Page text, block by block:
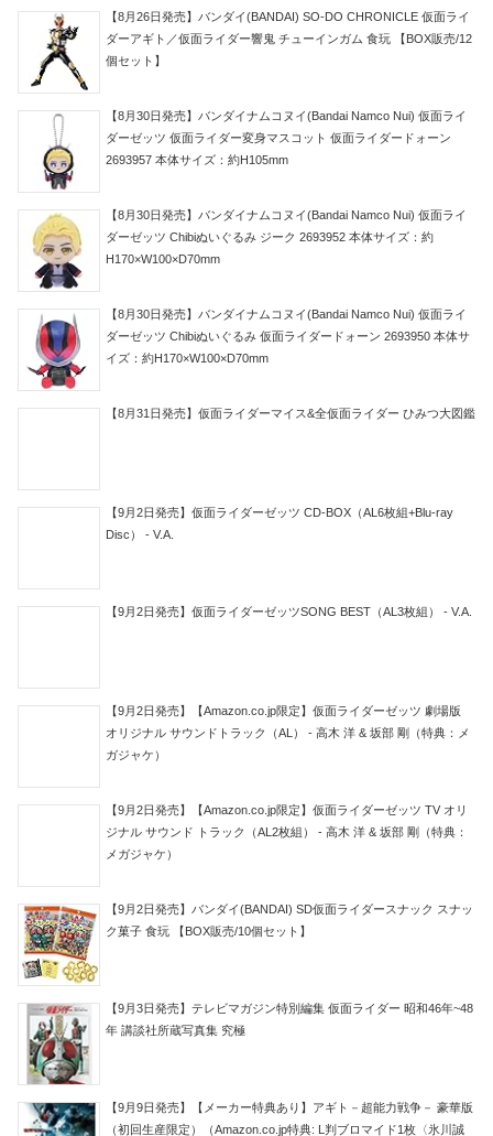
【8月26日発売】バンダイ(BANDAI) SO-DO CHRONICLE 仮面ライ
ダーアギト／仮面ライダー響鬼 チューインガム 食玩 【BOX販売/12
個セット】
【8月30日発売】バンダイナムコヌイ(Bandai Namco Nui) 仮面ライ
ダーゼッツ 仮面ライダー変身マスコット 仮面ライダードォーン
2693957 本体サイズ：約H105mm
【8月30日発売】バンダイナムコヌイ(Bandai Namco Nui) 仮面ライ
ダーゼッツ Chibiぬいぐるみ ジーク 2693952 本体サイズ：約
H170×W100×D70mm
【8月30日発売】バンダイナムコヌイ(Bandai Namco Nui) 仮面ライ
ダーゼッツ Chibiぬいぐるみ 仮面ライダードォーン 2693950 本体サ
イズ：約H170×W100×D70mm
【8月31日発売】仮面ライダーマイス&全仮面ライダー ひみつ大図鑑
【9月2日発売】仮面ライダーゼッツ CD-BOX（AL6枚組+Blu-ray
Disc） - V.A.
【9月2日発売】仮面ライダーゼッツSONG BEST（AL3枚組） - V.A.
【9月2日発売】【Amazon.co.jp限定】仮面ライダーゼッツ 劇場版
オリジナル サウンドトラック（AL） - 高木 洋 & 坂部 剛（特典：メ
ガジャケ）
【9月2日発売】【Amazon.co.jp限定】仮面ライダーゼッツ TV オリ
ジナル サウンド トラック（AL2枚組） - 高木 洋 & 坂部 剛（特典：
メガジャケ）
【9月2日発売】バンダイ(BANDAI) SD仮面ライダースナック スナッ
ク菓子 食玩 【BOX販売/10個セット】
【9月3日発売】テレビマガジン特別編集 仮面ライダー 昭和46年~48
年 講談社所蔵写真集 究極
【9月9日発売】【メーカー特典あり】アギト－超能力戦争－ 豪華版
（初回生産限定）（Amazon.co.jp特典: L判ブロマイド1枚〈氷川誠